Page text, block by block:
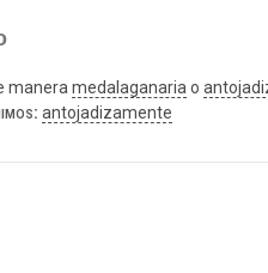
maneramedalaganariao
antojadizamente